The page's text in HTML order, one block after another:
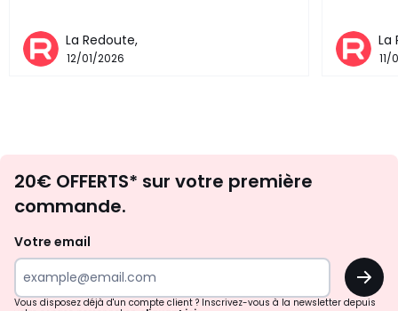
La Redoute,
12/01/2026
La
11/
d'inspirations
surprises?
20€ OFFERTS* sur votre première
commande.
Votre email
OK
Vous disposez déjà d'un compte client ? Inscrivez-vous à la newsletter depuis